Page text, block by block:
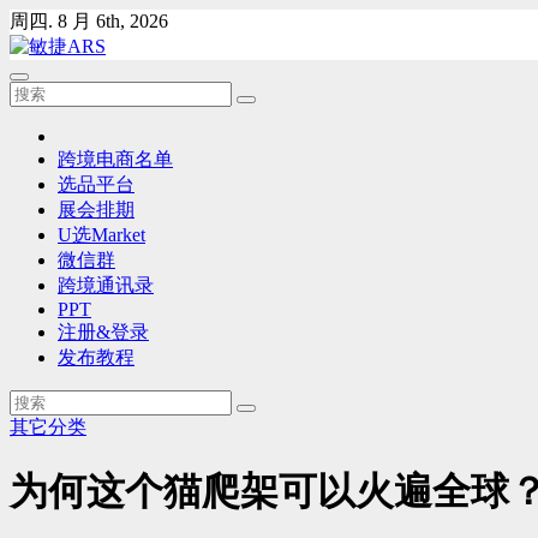
Skip
to
content
周四. 8 月 6th, 2026
跨境电商名单
选品平台
展会排期
U选Market
微信群
跨境通讯录
PPT
注册&登录
发布教程
其它分类
为何这个猫爬架可以火遍全球